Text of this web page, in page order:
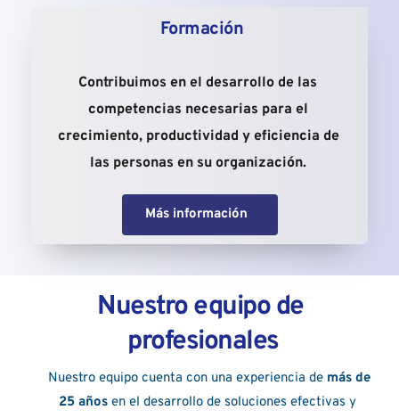
Formación
Contribuimos en el desarrollo de las
competencias necesarias para el
crecimiento, productividad y eficiencia de
las personas en su organización.
Más información
Nuestro equipo de
profesionales
Nuestro equipo cuenta con una experiencia de más de
25 años en el desarrollo de soluciones efectivas y